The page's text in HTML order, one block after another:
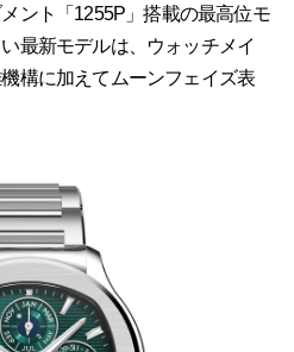
ント「1255P」搭載の最高位モ
最新モデルは、ウォッチメイ
構に加えてムーンフェイズ表